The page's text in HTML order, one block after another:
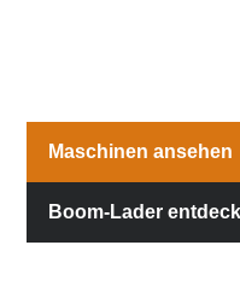
Maschinen ansehen
Boom-Lader